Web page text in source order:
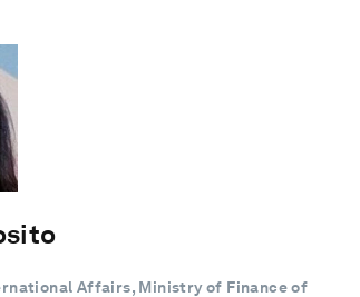
Affairs, Ministry of Finance of